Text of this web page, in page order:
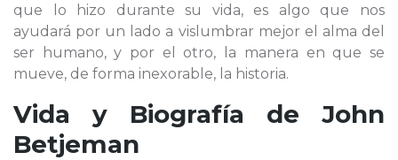
que lo hizo durante su vida, es algo que nos
ayudará por un lado a vislumbrar mejor el alma del
ser humano, y por el otro, la manera en que se
mueve, de forma inexorable, la historia.
Vida y Biografía de John
Betjeman